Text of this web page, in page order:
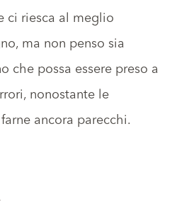
ci riesca al meglio
ma non penso sia
che possa essere preso a
nonostante le
ancora parecchi.